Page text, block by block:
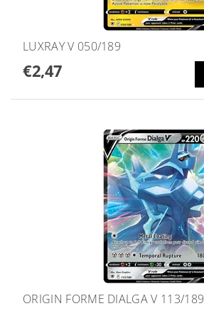
LUXRAY V 050/189
€2,47
ORIGIN FORME DIALGA V 113/189